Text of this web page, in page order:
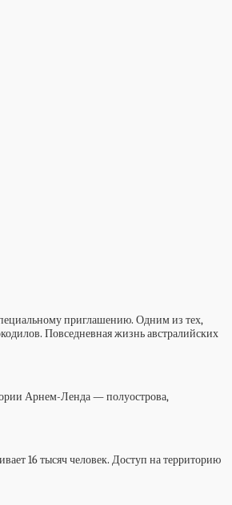
приглашению. Одним из тех,
Повседневная жизнь австралийских
Арнем-Ленда — полуострова,
16 тысяч человек. Доступ на территорию